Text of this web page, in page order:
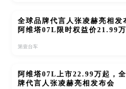
全球品牌代言人张凌赫亮相发
阿维塔07L限时权益价21.99
第壹台车
阿维塔07L上市22.99万起，
牌代言人张凌赫亮相发布会